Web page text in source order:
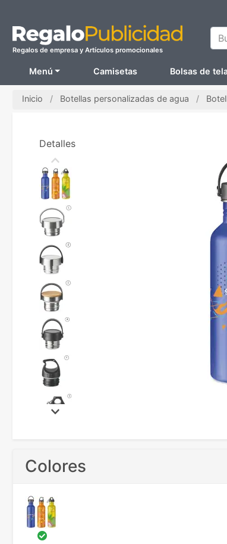
Regalos de empresa y Artículos promocionales
Menú Camisetas Bolsas de
Inicio Botellas personalizadas de agua
Detalles
Colores